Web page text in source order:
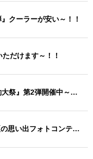
クーラーが安い～！！
だけます～！！
大祭』第2弾開催中～…
思い出フォトコンテ…